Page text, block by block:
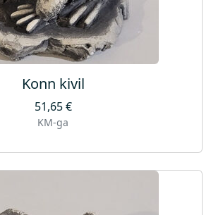
Konn kivil
51,65€
KM-ga